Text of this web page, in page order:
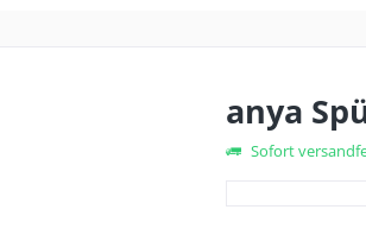
anya
Sofort